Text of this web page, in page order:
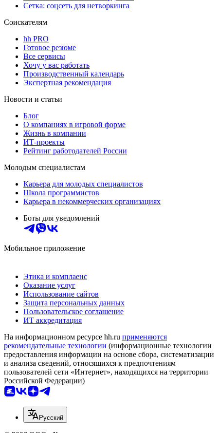
Сетка: соцсеть для нетворкинга
Соискателям
hh PRO
Готовое резюме
Все сервисы
Хочу у вас работать
Производственный календарь
Экспертная рекомендация
Новости и статьи
Блог
О компаниях в игровой форме
Жизнь в компании
ИТ-проекты
Рейтинг работодателей России
Молодым специалистам
Карьера для молодых специалистов
Школа программистов
Карьера в некоммерческих организациях
Боты для уведомлений
Мобильное приложение
Этика и комплаенс
Оказание услуг
Использование сайтов
Защита персональных данных
Пользовательское соглашение
ИТ аккредитация
На информационном ресурсе hh.ru применяются
рекомендательные технологии (информационные технологии
предоставления информации на основе сбора, систематизации
и анализа сведений, относящихся к предпочтениям
пользователей сети «Интернет», находящихся на территории
Российской Федерации)
Русский